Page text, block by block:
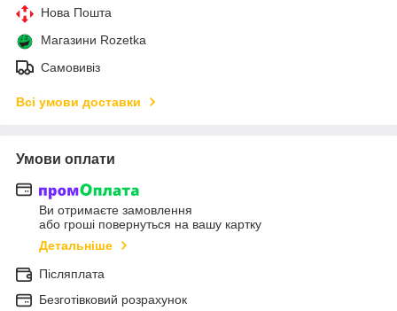
Нова Пошта
Магазини Rozetka
Самовивіз
Всі умови доставки
Умови оплати
Ви отримаєте замовлення
або гроші повернуться на вашу картку
Детальніше
Післяплата
Безготівковий розрахунок